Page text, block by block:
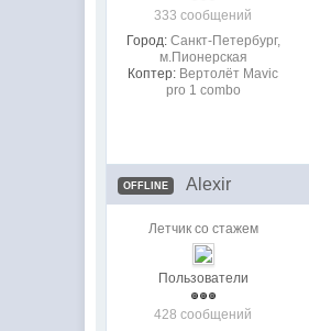
333 сообщений
Город: Санкт-Петербург,
м.Пионерская
Коптер: Вертолёт Mavic
pro 1 combo
OFFLINE Alexir
Летчик со стажем
Пользователи
428 сообщений